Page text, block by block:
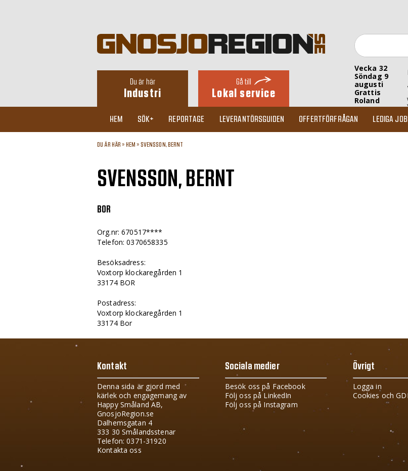
Du är här
Industri
Gå till
Lokal service
Vecka 32
Söndag 9
augusti
Grattis
Roland
HEM SÖK+ REPORTAGE LEVERANTÖRSGUIDEN OFFERTFÖRFRÅGAN LEDIGA
DU ÄR HÄR » HEM » SVENSSON, BERNT
SVENSSON, BERNT
BOR
Org.nr: 670517****
Telefon: 0370658335
Besöksadress:
Voxtorp klockaregården 1
33174 BOR
Postadress:
Voxtorp klockaregården 1
33174 Bor
Kontakt
Denna sida är gjord med
kärlek och engagemang av
Happy Småland AB,
GnosjoRegion.se
Dalhemsgatan 4
333 30 Smålandsstenar
Telefon: 0371-31920
Kontakta oss
Sociala medier
Besök oss på Facebook
Följ oss på LinkedIn
Följ oss på Instagram
Övrigt
Logga in
Cookies och